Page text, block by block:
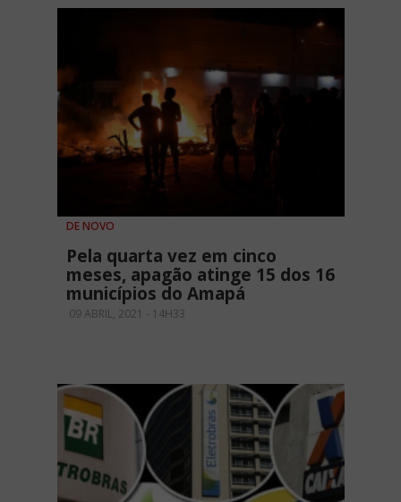
DE NOVO
Pela quarta vez em cinco
meses, apagão atinge 15 dos 16
municípios do Amapá
09 ABRIL, 2021 - 14H33